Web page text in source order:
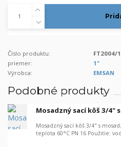
Číslo produktu:
FT2004/1
priemer:
1"
Výrobca:
EMSAN
Podobné produkty
Mosadzný sací kôš 3/4"
Mosadzný sací kôš 3/4" s
teplota 60°C PN 16 Použitie: